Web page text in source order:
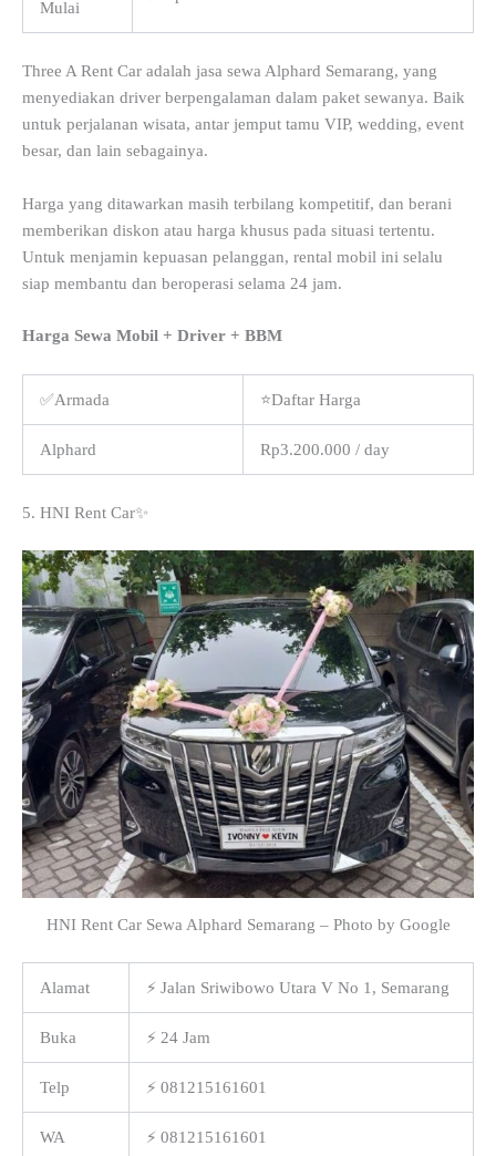
Mulai
Three A Rent Car adalah jasa sewa Alphard Semarang, yang
menyediakan driver berpengalaman dalam paket sewanya. Baik
untuk perjalanan wisata, antar jemput tamu VIP, wedding, event
besar, dan lain sebagainya.
Harga yang ditawarkan masih terbilang kompetitif, dan berani
memberikan diskon atau harga khusus pada situasi tertentu.
Untuk menjamin kepuasan pelanggan, rental mobil ini selalu
siap membantu dan beroperasi selama 24 jam.
Harga Sewa Mobil + Driver + BBM
✅Armada ⭐Daftar Harga
Alphard Rp3.200.000 / day
5. HNI Rent Car✨
HNI Rent Car Sewa Alphard Semarang – Photo by Google
Alamat ⚡ Jalan Sriwibowo Utara V No 1, Semarang
Buka ⚡ 24 Jam
Telp ⚡ 081215161601
WA ⚡ 081215161601